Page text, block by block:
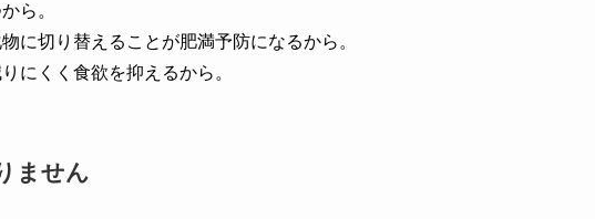
ら。
に切り替えることが肥満予防になるから。
にくく食欲を抑えるから。
ません